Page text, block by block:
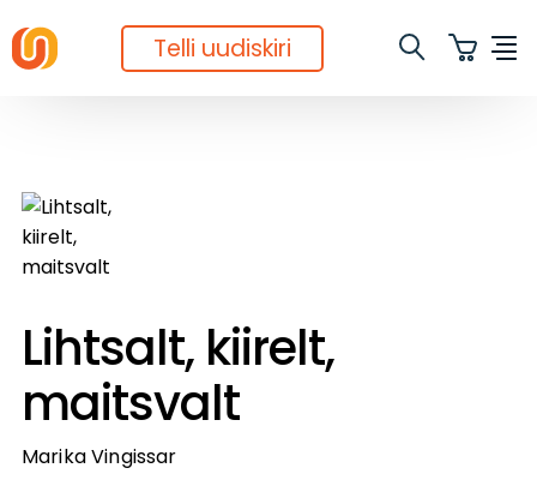
Telli uudiskiri
Lihtsalt, kiirelt,
maitsvalt
Marika Vingissar